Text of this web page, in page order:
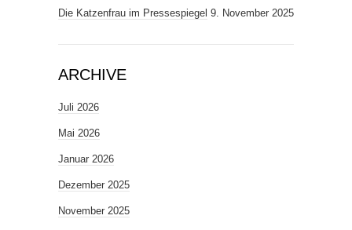
Die Katzenfrau im Pressespiegel 9. November 2025
ARCHIVE
Juli 2026
Mai 2026
Januar 2026
Dezember 2025
November 2025